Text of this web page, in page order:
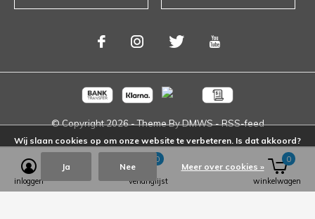
© Copyright2026- Theme ByDMWS-RSS-feed
inloggen verlanglijst
0
winkelwagen
0
Wij slaan cookies op om onze website te verbeteren. Is dat akkoord?
Ja Nee Meer over cookies »